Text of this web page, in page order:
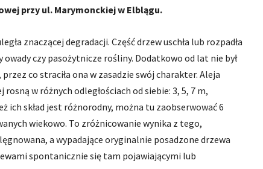
przy ul. Marymonckiej w Elblągu.
znaczącej degradacji. Część drzew uschła lub rozpadła
czy pasożytnicze rośliny. Dodatkowo od lat nie był
co straciła ona w zasadzie swój charakter. Aleja
w różnych odległościach od siebie: 3, 5, 7 m,
ich skład jest różnorodny, można tu zaobserwować 6
wiekowo. To zróżnicowanie wynika z tego,
a wypadające oryginalnie posadzone drzewa
spontanicznie się tam pojawiającymi lub